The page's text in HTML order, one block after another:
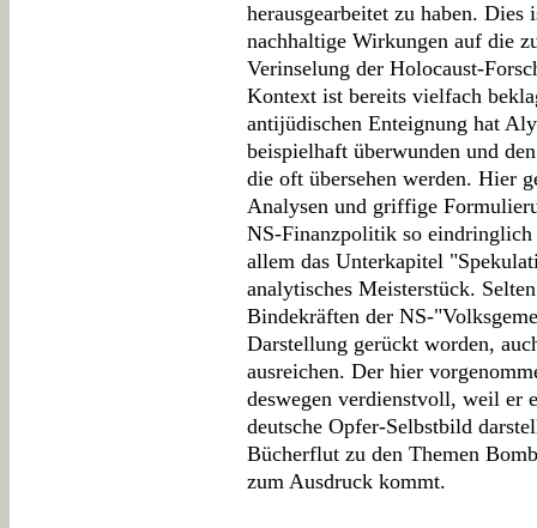
herausgearbeitet zu haben.
nachhaltige Wirkungen auf die
Verinselung der Holocaust-
Kontext ist bereits vielfach
antijüdischen Enteignung hat
beispielhaft überwunden und
die oft übersehen werden. Hier
Analysen und griffige
NS-Finanzpolitik so eindringlich
allem das Unterkapitel
analytisches Meisterstück.
Bindekräften der NS-
Darstellung gerückt worden,
ausreichen. Der hier
deswegen verdienstvoll, weil er
deutsche Opfer-Selbstbild
Bücherflut zu den Themen
zum Ausdruck kommt.